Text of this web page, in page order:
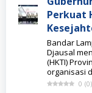
Perkuat
Bandar
Djausal
(HKTI)
organisasi
0 (0)